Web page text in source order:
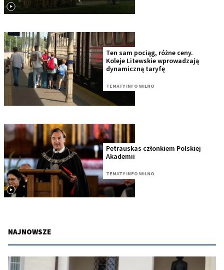
Ten sam pociąg, różne ceny.
Koleje Litewskie wprowadzają
dynamiczną taryfę
TEMATY INFO WILNO
Petrauskas członkiem Polskiej
Akademii
TEMATY INFO WILNO
NAJNOWSZE